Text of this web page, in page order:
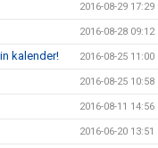
2016-08-29 17:29
2016-08-28 09:12
kalender! 2016-08-25 11:00
2016-08-25 10:58
2016-08-11 14:56
2016-06-20 13:51